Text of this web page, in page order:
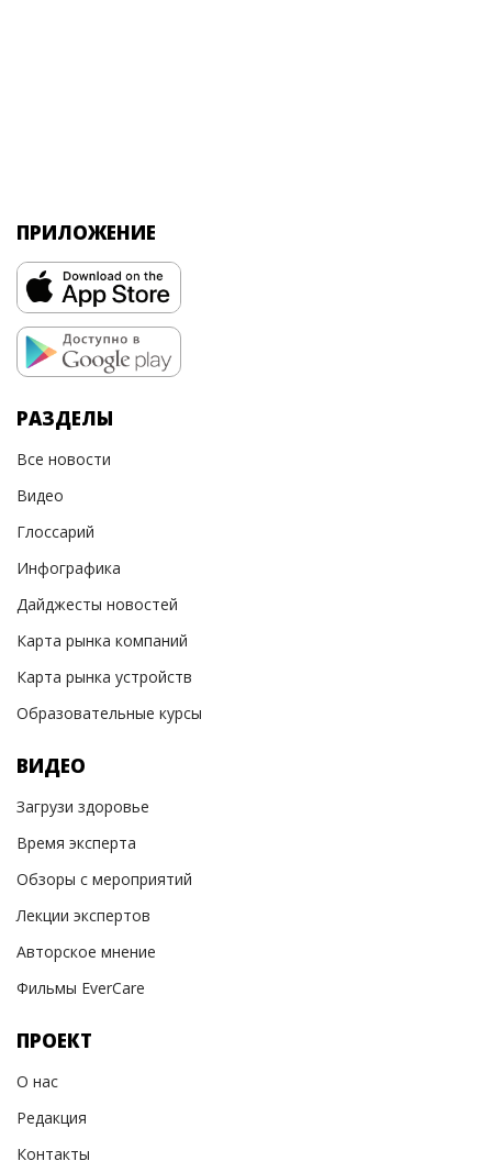
ПРИЛОЖЕНИЕ
РАЗДЕЛЫ
Все новости
Видео
Глоссарий
Инфографика
Дайджесты новостей
Карта рынка компаний
Карта рынка устройств
Образовательные курсы
ВИДЕО
Загрузи здоровье
Время эксперта
Обзоры с мероприятий
Лекции экспертов
Авторское мнение
Фильмы EverCare
ПРОЕКТ
О нас
Редакция
Контакты